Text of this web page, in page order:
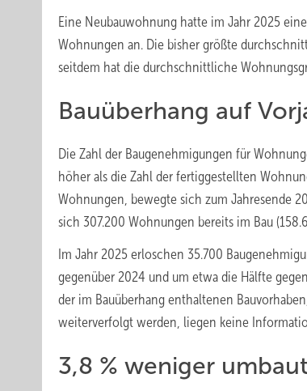
Eine Neubauwohnung hatte im Jahr 2025
Wohnungen an. Die bisher größte
seitdem hat die durchschnittliche
Bauüberhang auf
Die Zahl der Baugenehmigungen für
höher als die Zahl der fertiggestellten
Wohnungen, bewegte sich zum Jahresende
sich 307.200 Wohnungen bereits im Bau
Im Jahr 2025 erloschen 35.700
gegenüber 2024 und um etwa die Hälfte
der im Bauüberhang enthaltenen
weiterverfolgt werden, liegen keine
3,8 % weniger